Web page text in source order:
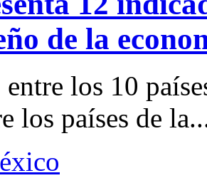
de la
los 10
los países de